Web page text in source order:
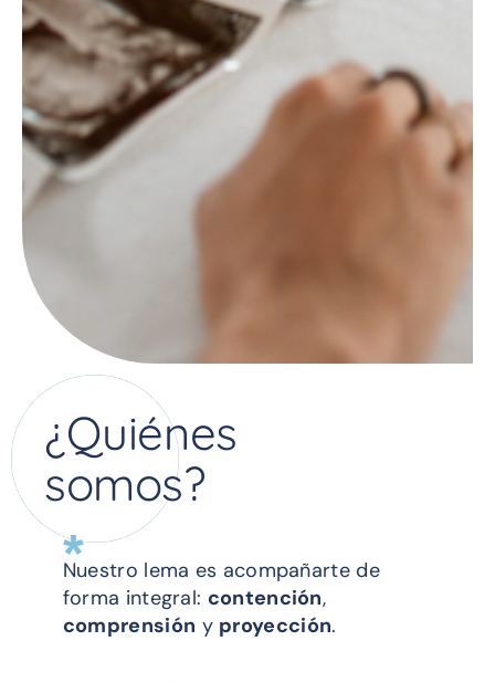
¿Quiénes
somos?
*
Nuestro lema es acompañarte de
forma integral: contención,
comprensión y proyección.